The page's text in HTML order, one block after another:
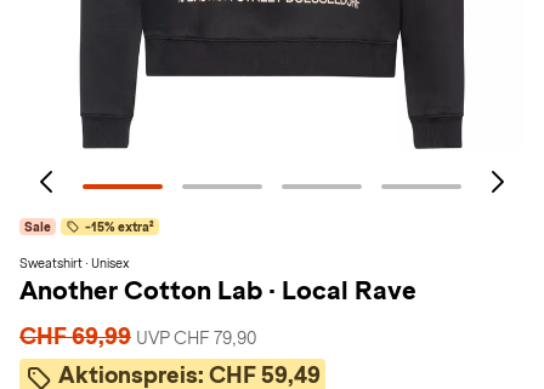
Sale -15% extra²
Sweatshirt · Unisex
Another Cotton Lab · Local Rave
CHF 69,99 UVP CHF 79,90
Aktionspreis: CHF 59,49